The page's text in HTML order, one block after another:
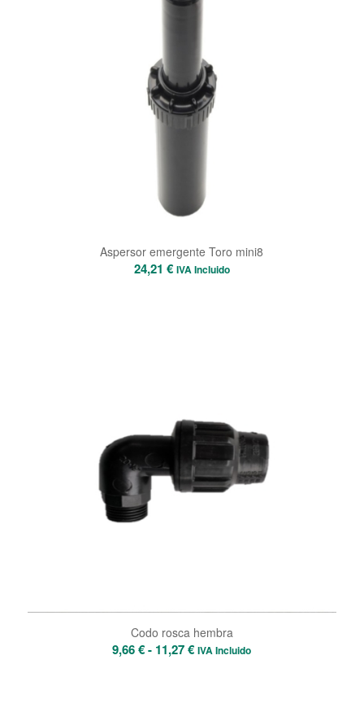
Aspersor emergente Toro mini8
24,21 € IVA Incluido
Codo rosca hembra
9,66€ - 11,27€Rango
IVA Incluido